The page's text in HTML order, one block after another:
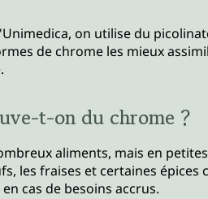
on utilise du
de chrome les mieux
t-on du chrome ?
aliments, mais en
les fraises et certaines
cas de besoins accrus.